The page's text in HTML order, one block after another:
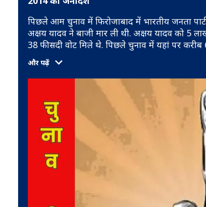
पिछले आम चुनाव में फिरोजाबाद में भारतीय जनता
अक्षय यादव ने बाजी मार ली थी. अक्षय यादव को 5
38 फीसदी वोट मिले थे. पिछले चुनाव में यहां पर
और पढ़ें